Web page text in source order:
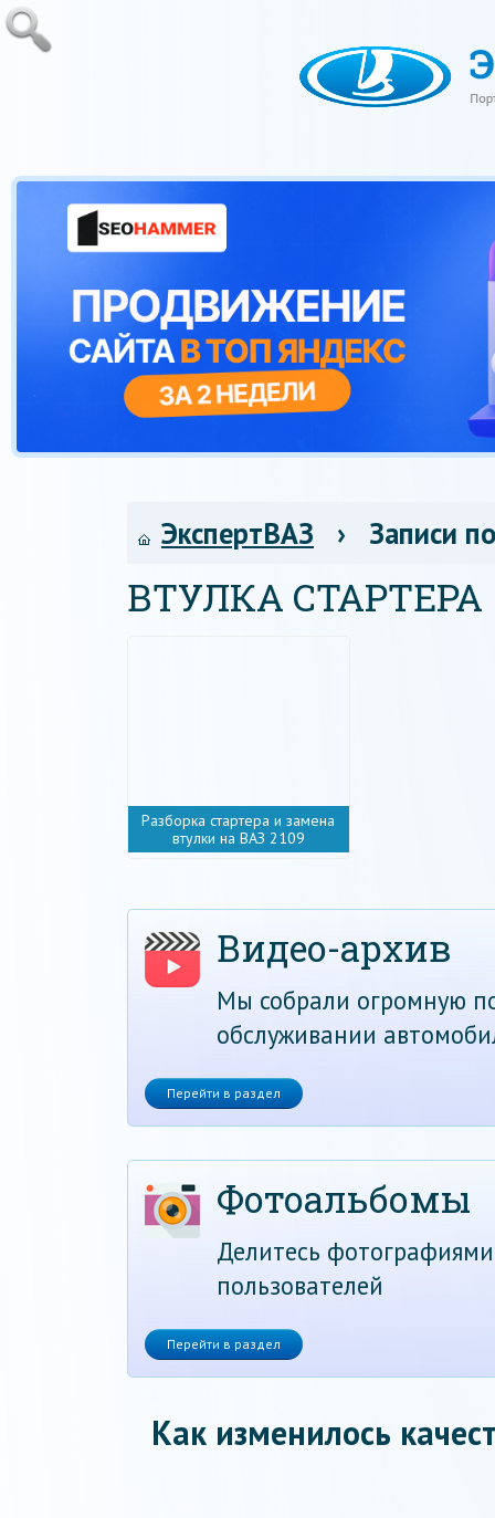
ЭкспертВАЗ › Записи
ВТУЛКА СТАРТЕРА
Разборка стартера и замена
втулки на ВАЗ 2109
Видео-архив
Мы собрали огромную
обслуживании
Перейти в раздел
Фотоальбомы
Делитесь
пользователей
Перейти в раздел
Как изменилось